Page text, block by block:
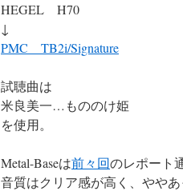
HEGEL H70
↓
PMC TB2i/Signature
試聴曲は
米良美一…もののけ姫
を使用。
Metal-Baseは前々回のレポート
音質はクリア感が高く、ややあ